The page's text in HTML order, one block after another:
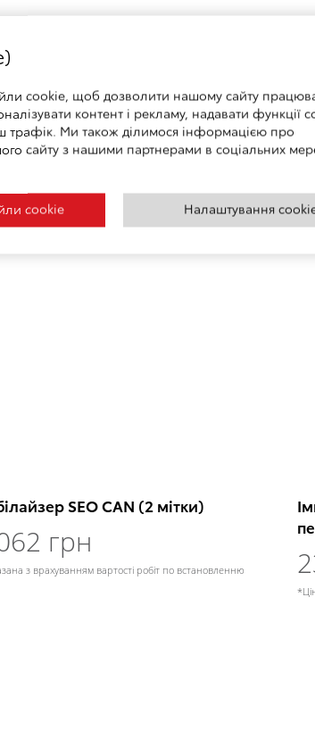
Eurosec GN7C HP з
грн
з врахуванням вартості робіт по встановленню
SEO CAN (2 мітки)
грн
з врахуванням вартості робіт по встановленню
cookie, щоб дозволити нашому сайту
контент і рекламу, надавати функції
трафік. Ми також ділимося інформацією про
сайту з нашими партнерами в соціальних
сookie Налаштування